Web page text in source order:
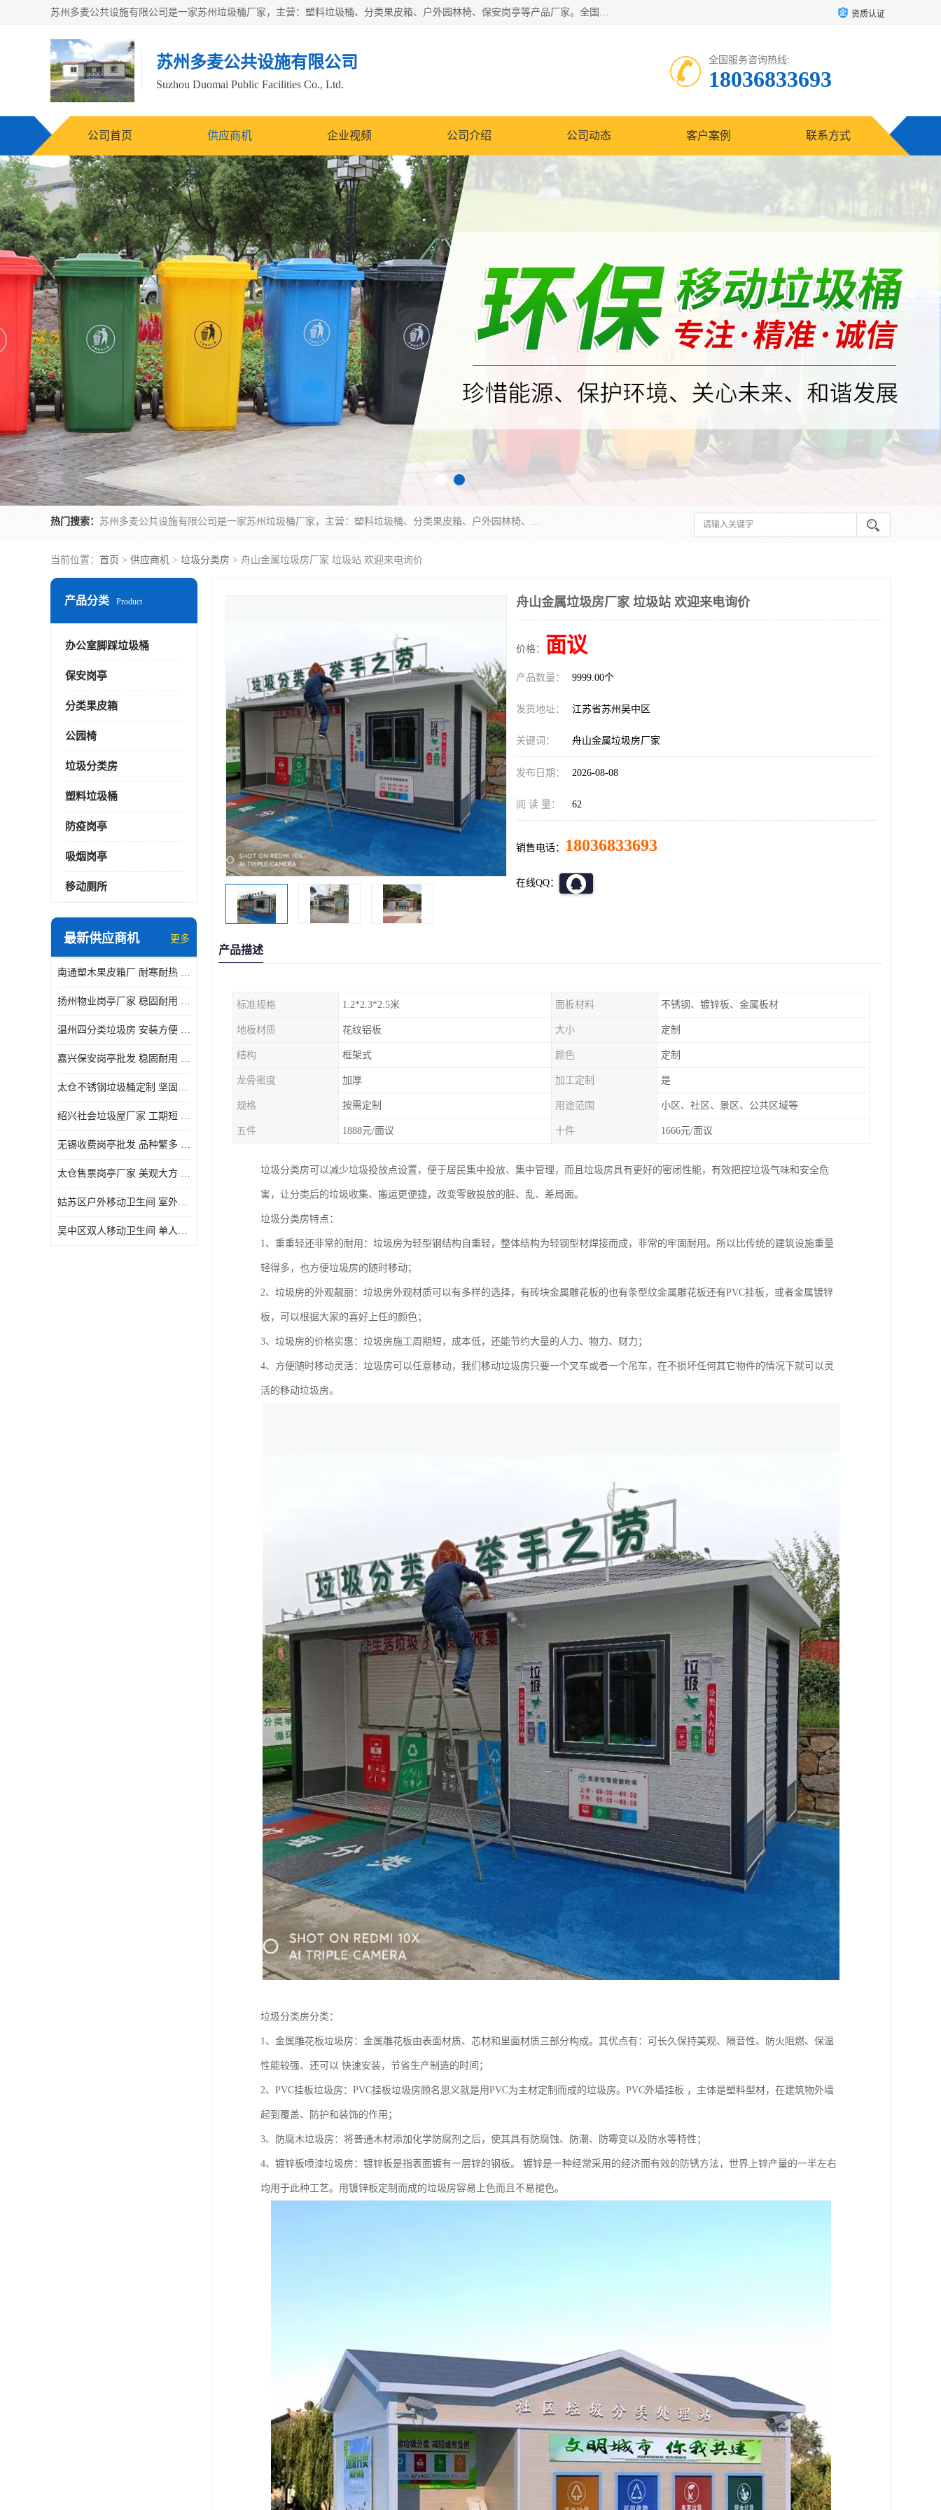
苏州多麦公共设施有限公司是一家苏州垃圾桶厂家，主营：塑料垃圾桶、分类果皮箱、户外园林椅、保安岗亭等产品厂家。全国统一热线电话：17105580222。公司组建完善的团队。设计人员，能根据客户要求，提供适合的设计方案，来满足客户的需求。 资质认证
苏州多麦公共设施有限公司
Suzhou Duomai Public Facilities Co., Ltd.
全国服务咨询热线:
18036833693
公司首页 供应商机 企业视频 公司介绍 公司动态 客户案例 联系方式
热门搜索： 苏州多麦公共设施有限公司是一家苏州垃圾桶厂家，主营：塑料垃圾桶、分类果皮箱、户外园林椅、保安岗亭等产品厂家。全国统一热线电话：17105580222。公司组建完善的团队。设计人员，能根据客户要求，提供适合的设计方案，来满足客户的需求。
当前位置： 首页 > 供应商机 > 垃圾分类房 > 舟山金属垃圾房厂家 垃圾站 欢迎来电询价
产品分类 Product
办公室脚踩垃圾桶
保安岗亭
分类果皮箱
公园椅
垃圾分类房
塑料垃圾桶
防疫岗亭
吸烟岗亭
移动厕所
最新供应商机 更多
南通塑木果皮箱厂 耐寒耐热 设计美观简洁
扬州物业岗亭厂家 稳固耐用 适用多场合
温州四分类垃圾房 安装方便 可移动位置且方便
嘉兴保安岗亭批发 稳固耐用 使用价值高
太仓不锈钢垃圾桶定制 坚固耐用 绝缘性能好
绍兴社会垃圾屋厂家 工期短 便于居民集中投放
无锡收费岗亭批发 品种繁多 适用多场合
太仓售票岗亭厂家 美观大方 使用寿命长
姑苏区户外移动卫生间 室外临时单人厕所供应厂家
吴中区双人移动卫生间 单人厕所供应厂家
舟山金属垃圾房厂家 垃圾站 欢迎来电询价
价格： 面议
产品数量： 9999.00个
发货地址： 江苏省苏州吴中区
关键词： 舟山金属垃圾房厂家
发布日期： 2026-08-08
阅 读 量： 62
销售电话： 18036833693
在线QQ：
产品描述
标准规格 1.2*2.3*2.5米 面板材料 不锈钢、镀锌板、金属板材
地板材质 花纹铝板 大小 定制
结构 框架式 颜色 定制
龙骨密度 加厚 加工定制 是
规格 按需定制 用途范围 小区、社区、景区、公共区域等
五件 1888元/面议 十件 1666元/面议
垃圾分类房可以减少垃圾投放点设置，便于居民集中投放、集中管理，而且垃圾房具有更好的密闭性能，有效把控垃圾气味和安全危
害，让分类后的垃圾收集、搬运更便捷，改变零散投放的脏、乱、差局面。
垃圾分类房特点：
1、重重轻还非常的耐用：垃圾房为轻型钢结构自重轻，整体结构为轻钢型材焊接而成，非常的牢固耐用。所以比传统的建筑设施重量
轻得多，也方便垃圾房的随时移动；
2、垃圾房的外观靓丽：垃圾房外观材质可以有多样的选择，有砖块金属雕花板的也有条型纹金属雕花板还有PVC挂板，或者金属镀锌
板，可以根据大家的喜好上任的颜色；
3、垃圾房的价格实惠：垃圾房施工周期短，成本低，还能节约大量的人力、物力、财力；
4、方便随时移动灵活：垃圾房可以任意移动，我们移动垃圾房只要一个叉车或者一个吊车，在不损坏任何其它物件的情况下就可以灵
活的移动垃圾房。
垃圾分类房分类：
1、金属雕花板垃圾房：金属雕花板由表面材质、芯材和里面材质三部分构成。其优点有：可长久保持美观、隔音性、防火阻燃、保温
性能较强、还可以 快速安装，节省生产制造的时间；
2、PVC挂板垃圾房：PVC挂板垃圾房顾名思义就是用PVC为主材定制而成的垃圾房。PVC外墙挂板 ，主体是塑料型材，在建筑物外墙
起到覆盖、防护和装饰的作用；
3、防腐木垃圾房：将普通木材添加化学防腐剂之后，使其具有防腐蚀、防潮、防霉变以及防水等特性；
4、镀锌板喷漆垃圾房：镀锌板是指表面镀有一层锌的钢板。 镀锌是一种经常采用的经济而有效的防锈方法，世界上锌产量的一半左右
均用于此种工艺。用镀锌板定制而成的垃圾房容易上色而且不易褪色。